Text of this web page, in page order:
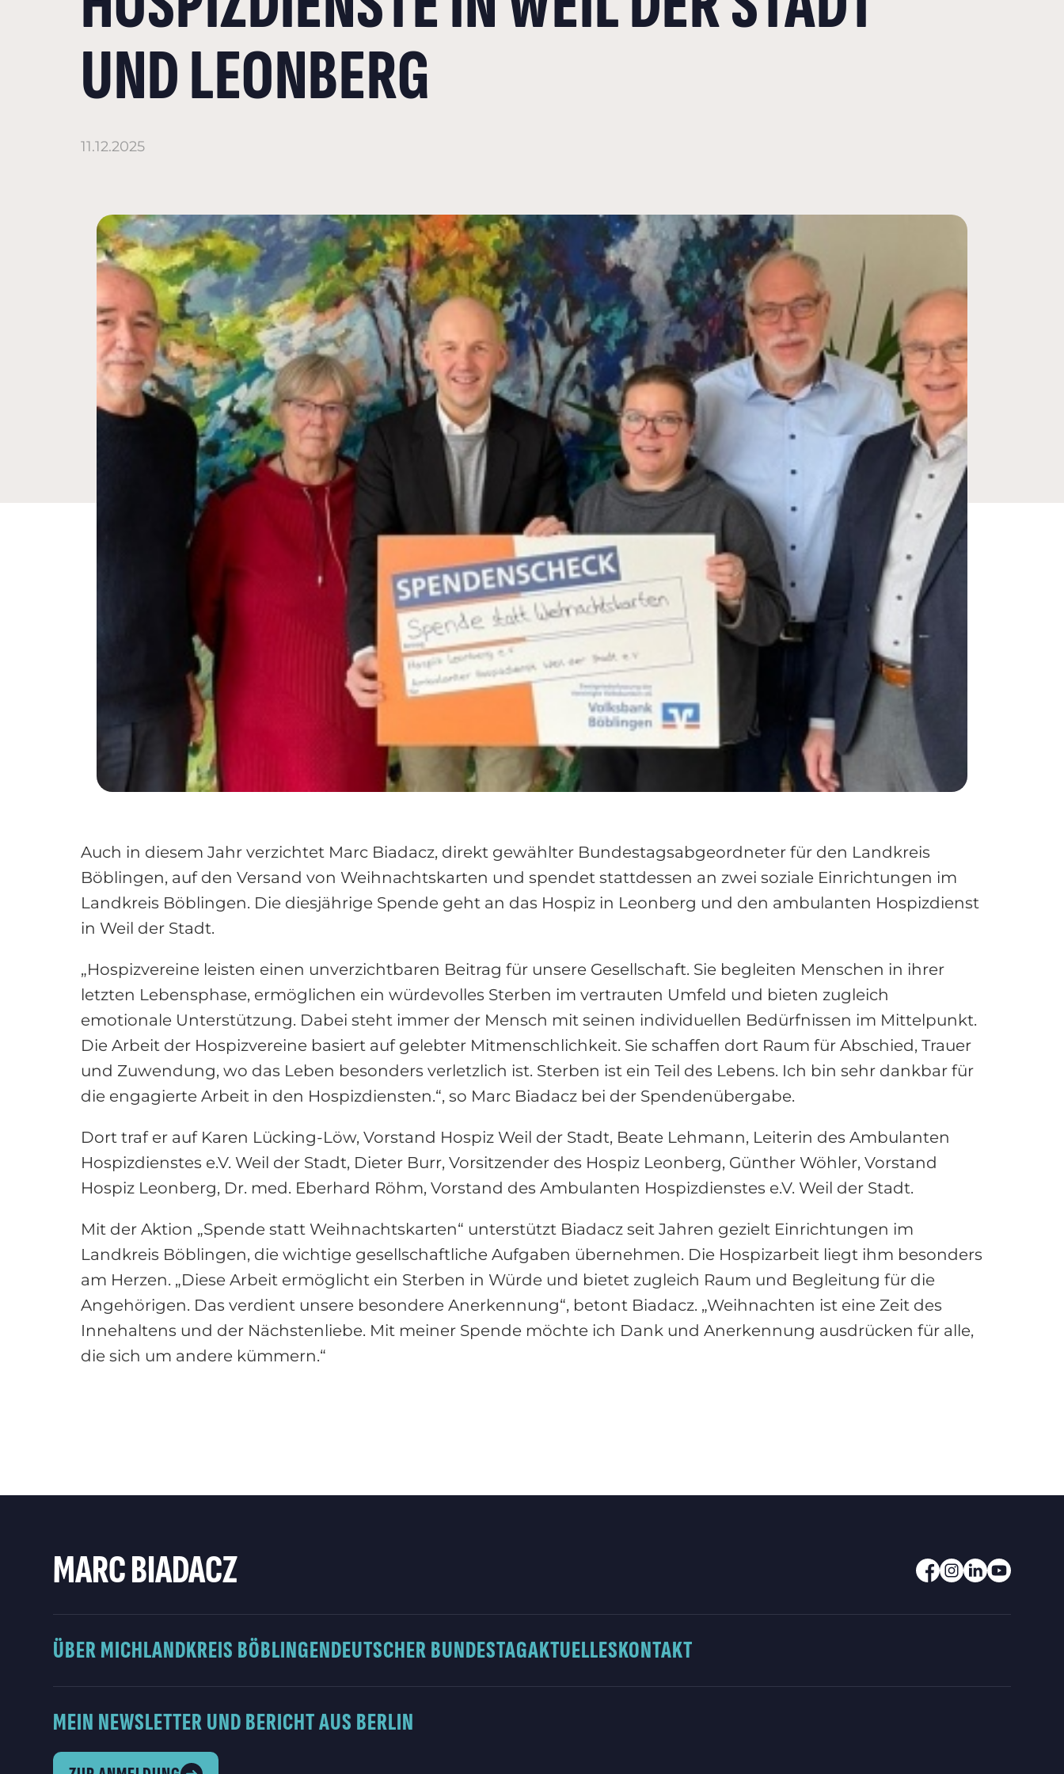
UND LEONBERG
11.12.2025
Auch in diesem Jahr verzichtet Marc Biadacz, direkt gewählter Bundestagsabgeordneter für den Landkreis
Böblingen, auf den Versand von Weihnachtskarten und spendet stattdessen an zwei soziale Einrichtungen im
Landkreis Böblingen. Die diesjährige Spende geht an das Hospiz in Leonberg und den ambulanten Hospizdienst
in Weil der Stadt.
„Hospizvereine leisten einen unverzichtbaren Beitrag für unsere Gesellschaft. Sie begleiten Menschen in ihrer
letzten Lebensphase, ermöglichen ein würdevolles Sterben im vertrauten Umfeld und bieten zugleich
emotionale Unterstützung. Dabei steht immer der Mensch mit seinen individuellen Bedürfnissen im Mittelpunkt.
Die Arbeit der Hospizvereine basiert auf gelebter Mitmenschlichkeit. Sie schaffen dort Raum für Abschied, Trauer
und Zuwendung, wo das Leben besonders verletzlich ist. Sterben ist ein Teil des Lebens. Ich bin sehr dankbar für
die engagierte Arbeit in den Hospizdiensten.“, so Marc Biadacz bei der Spendenübergabe.
Dort traf er auf Karen Lücking-Löw, Vorstand Hospiz Weil der Stadt, Beate Lehmann, Leiterin des Ambulanten
Hospizdienstes e.V. Weil der Stadt, Dieter Burr, Vorsitzender des Hospiz Leonberg, Günther Wöhler, Vorstand
Hospiz Leonberg, Dr. med. Eberhard Röhm, Vorstand des Ambulanten Hospizdienstes e.V. Weil der Stadt.
Mit der Aktion „Spende statt Weihnachtskarten“ unterstützt Biadacz seit Jahren gezielt Einrichtungen im
Landkreis Böblingen, die wichtige gesellschaftliche Aufgaben übernehmen. Die Hospizarbeit liegt ihm besonders
am Herzen. „Diese Arbeit ermöglicht ein Sterben in Würde und bietet zugleich Raum und Begleitung für die
Angehörigen. Das verdient unsere besondere Anerkennung“, betont Biadacz. „Weihnachten ist eine Zeit des
Innehaltens und der Nächstenliebe. Mit meiner Spende möchte ich Dank und Anerkennung ausdrücken für alle,
die sich um andere kümmern.“
MARC BIADACZ
ÜBER MICHLANDKREIS BÖBLINGENDEUTSCHER BUNDESTAGAKTUELLESKONTAKT
MEIN NEWSLETTER UND BERICHT AUS BERLIN